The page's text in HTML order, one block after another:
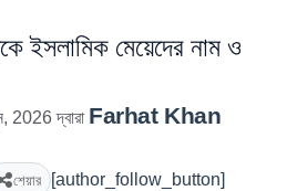
ইসলামিক মেয়েদের নাম ও
2026দ্বারা Farhat Khan
শেয়ার [author_follow_button]